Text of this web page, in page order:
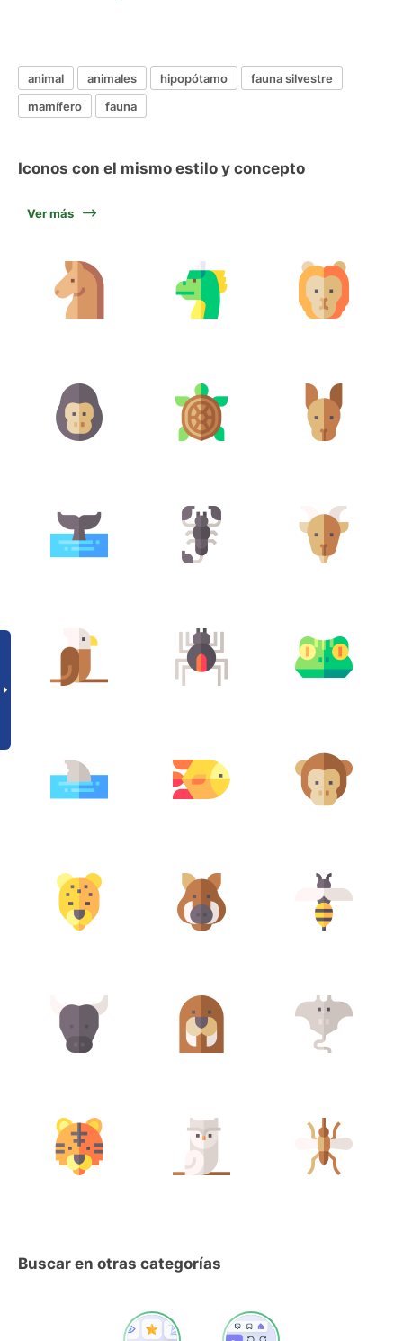
animal animales hipopótamo
fauna silvestre
mamífero
fauna
Iconos con el mismo estilo y concepto
Ver más
Buscar en otras categorías